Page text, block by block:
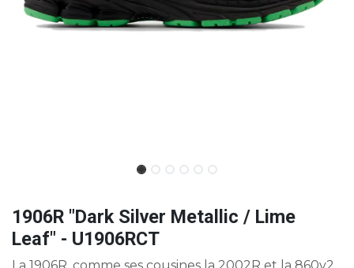
1906R "Dark Silver Metallic / Lime
Leaf" - U1906RCT